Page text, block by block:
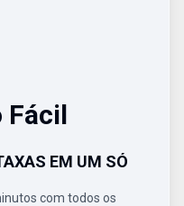
Fácil
EM UM SÓ
com todos os